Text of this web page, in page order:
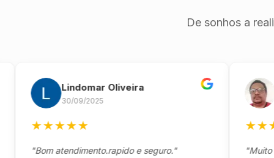
De sonhos a
Lindomar Oliveira
30/09/2025
★★★
"Bom atendimento.rapido e seguro."
26/
★★
"Muito